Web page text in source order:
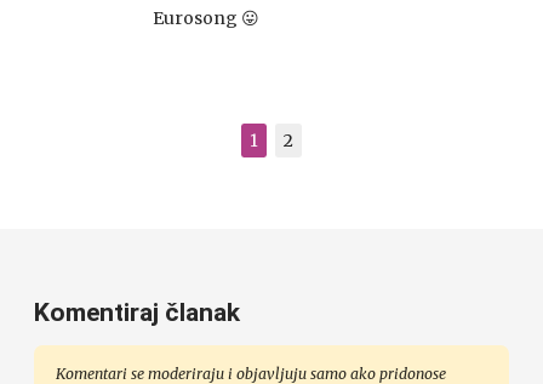
Eurosong 😛
1 2
Komentiraj članak
Komentari se moderiraju i objavljuju samo ako pridonose